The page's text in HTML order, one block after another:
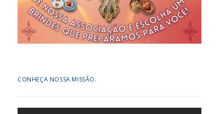
CONHEÇA NOSSA MISSÃO: